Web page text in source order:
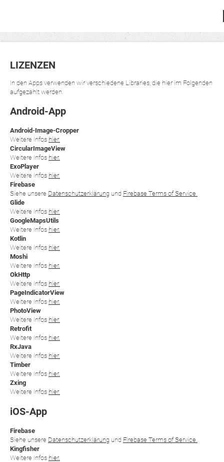
LIZENZEN
In den Apps verwenden wir verschiedene Libraries, die hier im Folgenden
aufgezählt werden.
Android-App
Android-Image-Cropper
Weitere Infos hier.
CircularImageView
Weitere Infos hier.
ExoPlayer
Weitere Infos hier.
Firebase
Siehe unsere Datenschutzerklärung und Firebase Terms of Service.
Glide
Weitere Infos hier.
GoogleMapsUtils
Weitere Infos hier.
Kotlin
Weitere Infos hier.
Moshi
Weitere Infos hier.
OkHttp
Weitere Infos hier.
PageIndicatorView
Weitere Infos hier.
PhotoView
Weitere Infos hier.
Retrofit
Weitere Infos hier.
RxJava
Weitere Infos hier.
Timber
Weitere Infos hier.
Zxing
Weitere Infos hier.
iOS-App
Firebase
Siehe unsere Datenschutzerklärung und Firebase Terms of Service.
Kingfisher
Weitere Infos hier.